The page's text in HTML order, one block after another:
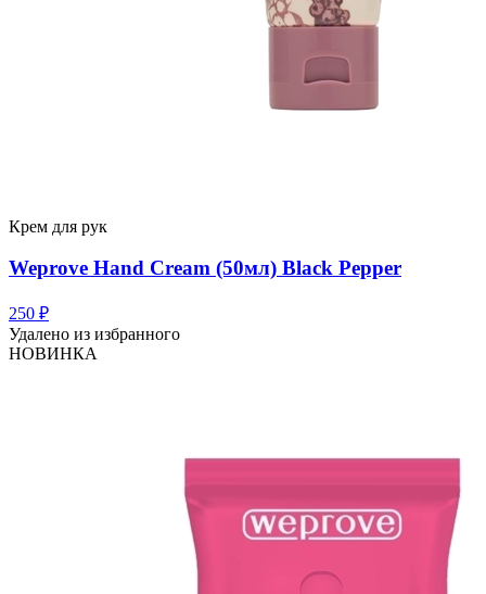
Крем для рук
Weprove Hand Cream (50мл) Black Pepper
250 ₽
Удалено из избранного
НОВИНКА